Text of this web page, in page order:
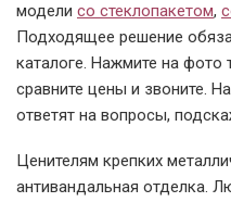
модели со стеклопакетом,
Подходящее решение
каталоге. Нажмите на фото
сравните цены и звоните.
ответят на вопросы,
Ценителям крепких
антивандальная отделка.